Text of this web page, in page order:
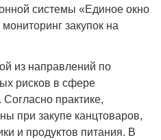
системы «Единое окно
закупок на
из направлений по
рисков в сфере
Согласно практике,
при закупе канцтоваров,
и продуктов питания. В